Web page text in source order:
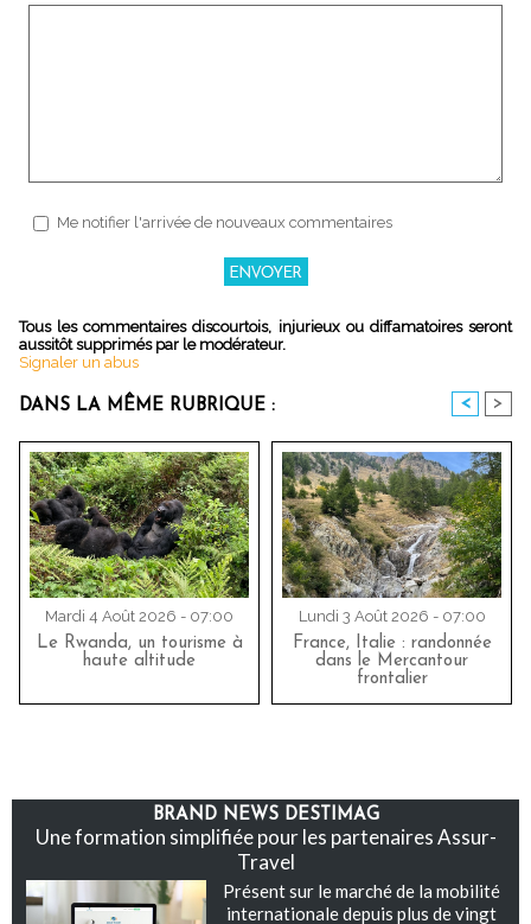
Me notifier l'arrivée de nouveaux commentaires
Tous les commentaires discourtois, injurieux ou diffamatoires seront
aussitôt supprimés par le modérateur.
Signaler un abus
DANS LA MÊME RUBRIQUE : < >
Mardi 4 Août 2026 - 07:00
Le Rwanda, un tourisme à
haute altitude
Lundi 3 Août 2026 - 07:00
France, Italie : randonnée
dans le Mercantour
frontalier
BRAND NEWS DESTIMAG
Une formation simplifiée pour les partenaires Assur-
Travel
Présent sur le marché de la mobilité
internationale depuis plus de vingt